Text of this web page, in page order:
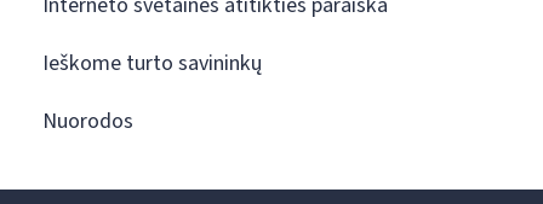
Ieškome turto savininkų
Nuorodos